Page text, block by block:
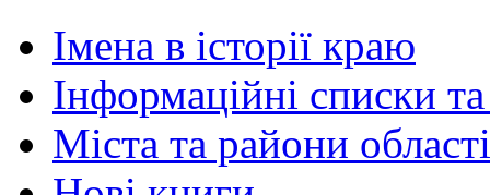
Імена в історії краю
Інформаційні списки
Міста та райони області